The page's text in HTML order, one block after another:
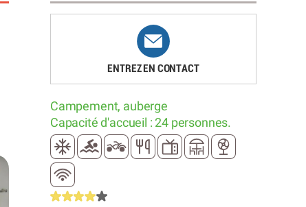
ENTREZ EN CONTACT
Campement, auberge
Capacité d'accueil : 24 personnes.